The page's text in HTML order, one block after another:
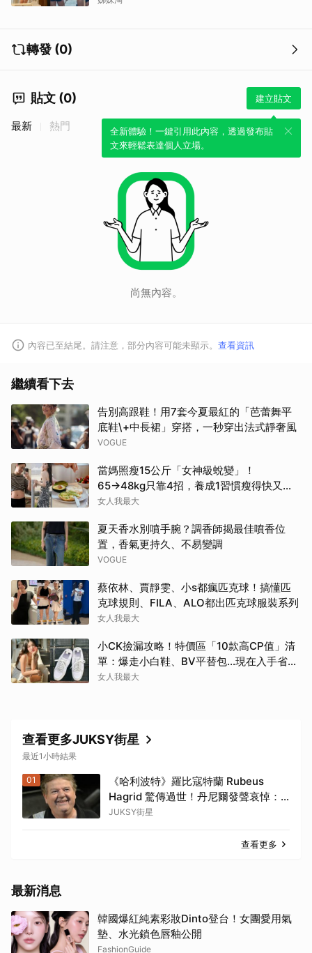
轉發 (0)
貼文 (0) 建立貼文
全新體驗！一鍵引用此內容，透過發布貼
文來輕鬆表達個人立場。
最新 熱門
尚無內容。
內容已至結尾。請注意，部分內容可能未顯示。 查看資訊
繼續看下去
告別高跟鞋！用7套今夏最紅的「芭蕾舞平
底鞋\+中長裙」穿搭，一秒穿出法式靜奢風
VOGUE
當媽照瘦15公斤「女神級蛻變」！
65→48kg只靠4招，養成1習慣瘦得快又不
復胖
女人我最大
夏天香水別噴手腕？調香師揭最佳噴香位
置，香氣更持久、不易變調
VOGUE
蔡依林、賈靜雯、小s都瘋匹克球！搞懂匹
克球規則、FILA、ALO都出匹克球服裝系列
女人我最大
小CK撿漏攻略！特價區「10款高CP值」清
單：爆走小白鞋、BV平替包…現在入手省一
筆
女人我最大
查看更多JUKSY街星
最近1小時結果
01
《哈利波特》羅比寇特蘭 Rubeus
Hagrid 驚傳過世！丹尼爾發聲哀悼：
「他是了不起的演員和可愛的人！」
JUKSY街星
查看更多
最新消息
韓國爆紅純素彩妝Dinto登台！女團愛用氣
墊、水光鎖色唇釉公開
FashionGuide